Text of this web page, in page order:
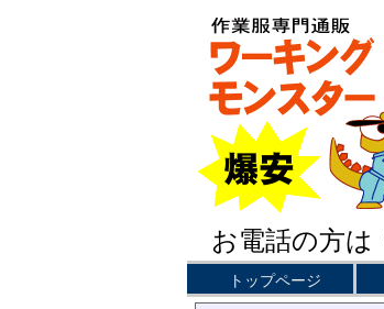
お電話の方は
トップページ